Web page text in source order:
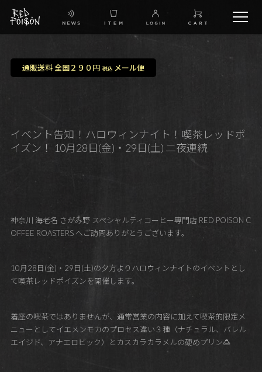
FB
通販送料 全国２９０円 税込メール便
イベント告知！ハロウィンナイト！喫茶レッドポ
イズン！ 10月28日(金)・29日(土) 二夜連続
神奈川 海老名 さがみ野 スペシャルティコーヒー専門店 RED POISON C
OFFEE ROASTERS へご訪問ありがとうございます。
10月28日(金)・29日(土)の夕方よりハロウィンナイトのイベントとし
て喫茶レッドポイズンを開催します。
着座の喫茶ではありませんが、通常営業の内容に加えて喫茶的限定メ
ニューとしてイエメンモカのプロセス違い３種（ナチュラル、バレル
エイジド、アナエロビック）とカスカラカラメルの硬めプリン🍮